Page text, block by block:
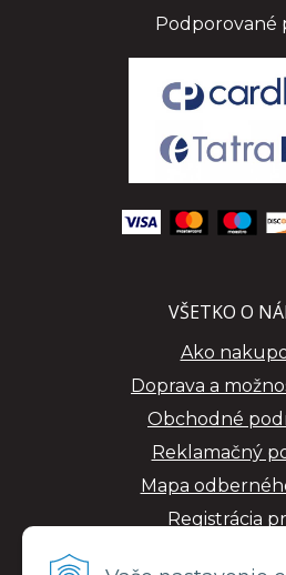
Podporované
VŠETKO O
Ako
Doprava a
Obchodné
Reklamačný
Mapa
Registrácia